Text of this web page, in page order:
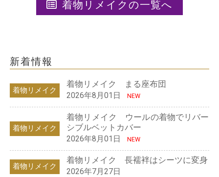
着物リメイクの一覧へ
新着情報
着物リメイク
着物リメイク まる座布団
2026年8月01日
NEW
着物リメイク
着物リメイク ウールの着物でリバー
シブルベットカバー
2026年8月01日
NEW
着物リメイク
着物リメイク 長襦袢はシーツに変身
2026年7月27日